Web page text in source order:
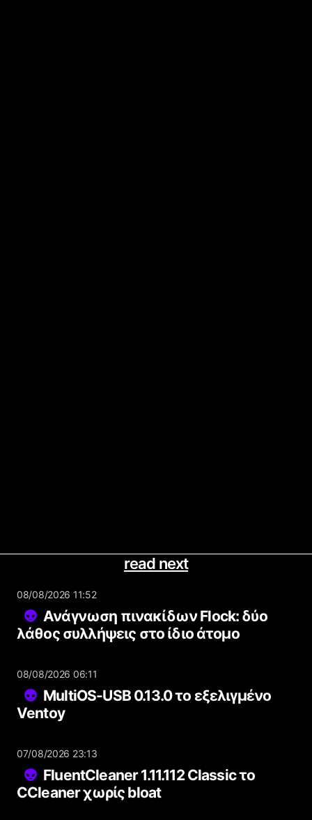
read next
08/08/2026 11:52
Ανάγνωση πινακίδων Flock: δύο
λάθος συλλήψεις στο ίδιο άτομο
08/08/2026 06:11
MultiOS-USB 0.13.0 το εξελιγμένο
Ventoy
07/08/2026 23:13
FluentCleaner 1.11.112 Classic το
CCleaner χωρίς bloat